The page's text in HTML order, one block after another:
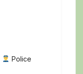
Police